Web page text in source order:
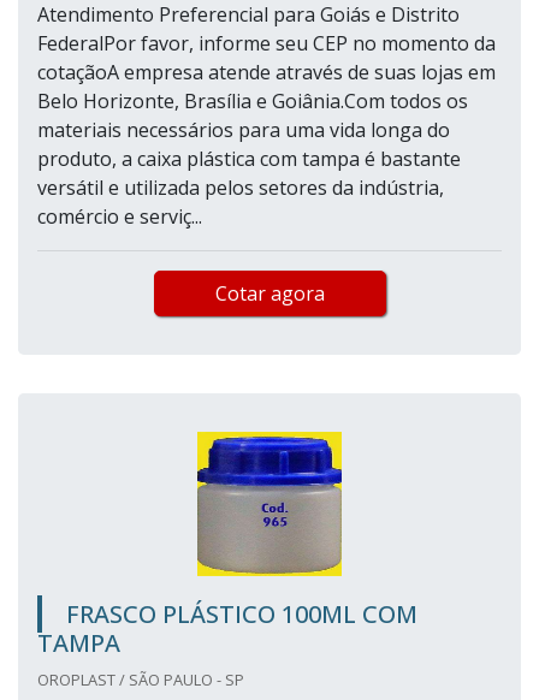
Atendimento Preferencial para Goiás e Distrito
FederalPor favor, informe seu CEP no momento da
cotaçãoA empresa atende através de suas lojas em
Belo Horizonte, Brasília e Goiânia.Com todos os
materiais necessários para uma vida longa do
produto, a caixa plástica com tampa é bastante
versátil e utilizada pelos setores da indústria,
comércio e serviç...
Cotar agora
FRASCO PLÁSTICO 100ML COM
TAMPA
OROPLAST / SÃO PAULO - SP